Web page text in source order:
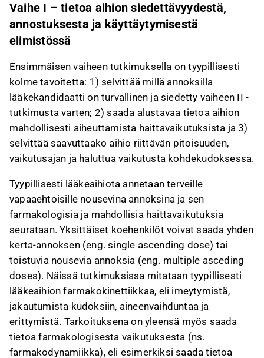
Vaihe I – tietoa aihion siedettävyydestä,
annostuksesta ja käyttäytymisestä
elimistössä
Ensimmäisen vaiheen tutkimuksella on tyypillisesti
kolme tavoitetta: 1) selvittää millä annoksilla
lääkekandidaatti on turvallinen ja siedetty vaiheen II -
tutkimusta varten; 2) saada alustavaa tietoa aihion
mahdollisesti aiheuttamista haittavaikutuksista ja 3)
selvittää saavuttaako aihio riittävän pitoisuuden,
vaikutusajan ja haluttua vaikutusta kohdekudoksessa.
Tyypillisesti lääkeaihiota annetaan terveille
vapaaehtoisille nousevina annoksina ja sen
farmakologisia ja mahdollisia haittavaikutuksia
seurataan. Yksittäiset koehenkilöt voivat saada yhden
kerta-annoksen (eng. single ascending dose) tai
toistuvia nousevia annoksia (eng. multiple asceding
doses). Näissä tutkimuksissa mitataan tyypillisesti
lääkeaihion farmakokinettiikkaa, eli imeytymistä,
jakautumista kudoksiin, aineenvaihduntaa ja
erittymistä. Tarkoituksena on yleensä myös saada
tietoa farmakologisesta vaikutuksesta (ns.
farmakodynamiikka), eli esimerkiksi saada tietoa